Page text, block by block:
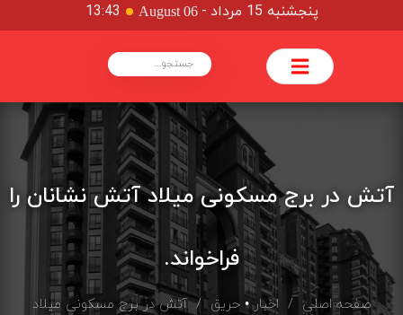
پنجشنبه 15 مرداد -
August 06
13:43
آتش در برج مسکونی میلاد آتش نشانان را
فراخواند.
صفحه اصلی / اخبار•حریق/ آتش در برج مسکونی میلاد